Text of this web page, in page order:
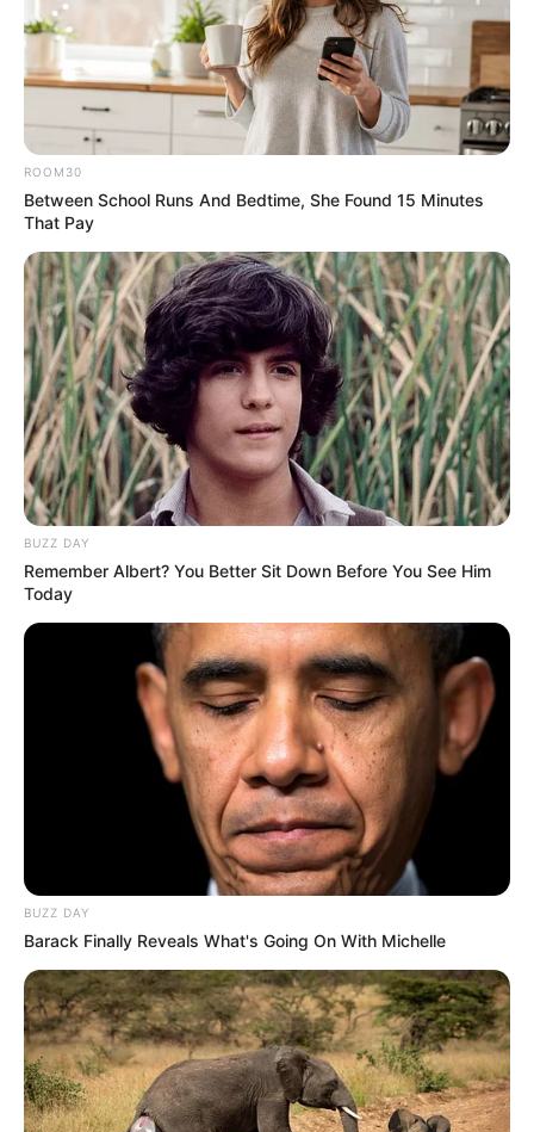
ROOM30
Between School Runs And Bedtime, She Found 15 Minutes
That Pay
BUZZ DAY
Remember Albert? You Better Sit Down Before You See Him
Today
BUZZ DAY
Barack Finally Reveals What's Going On With Michelle